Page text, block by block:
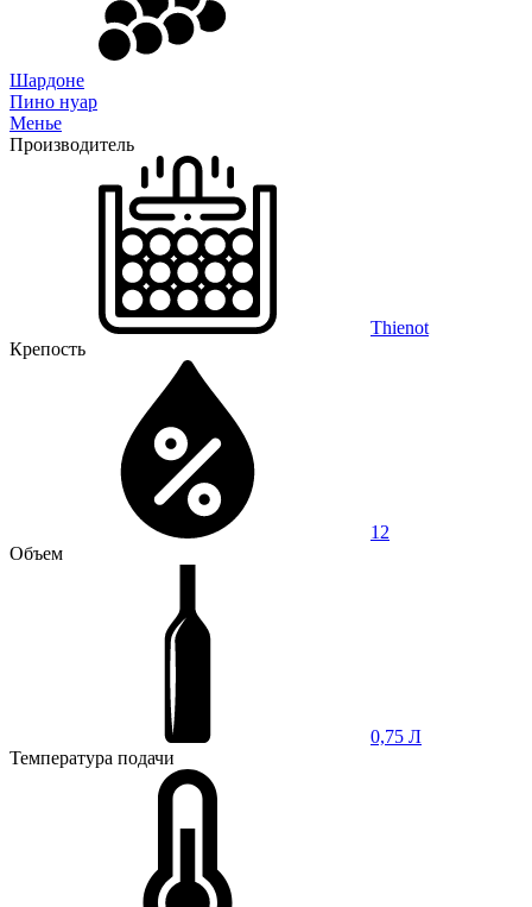
Шардоне
Пино нуар
Менье
Производитель
Thienot
Крепость
12
Объем
0,75 Л
Температура подачи